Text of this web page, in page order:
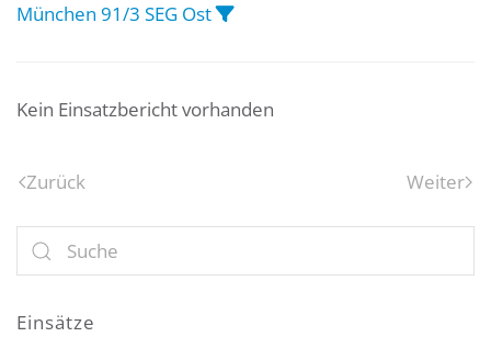
München 91/3 SEG Ost
Kein Einsatzbericht vorhanden
Zurück Weiter
Einsätze